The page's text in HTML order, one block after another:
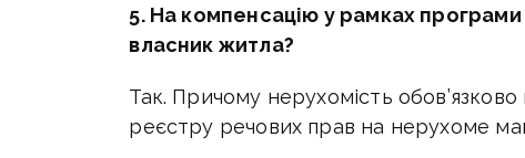
5. На компенсацію у рамках
власник житла?
Так. Причому нерухомість
реєстру речових прав на нерухоме